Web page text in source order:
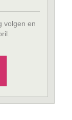
volgen en